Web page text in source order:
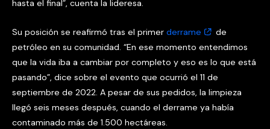
hasta el final”, cuenta la lideresa.
Su posición se reafirmó tras el primer derrame
de
petróleo en su comunidad. “En ese momento entendimos
que la vida iba a cambiar por completo y eso es lo que está
pasando”, dice sobre el evento que ocurrió el 11 de
septiembre de 2022. A pesar de sus pedidos, la limpieza
llegó seis meses después, cuando el derrame ya había
contaminado más de 1.500 hectáreas.